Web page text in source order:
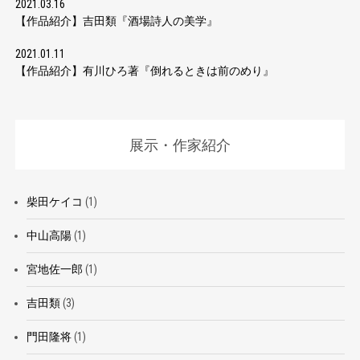
2021.03.16
【作品紹介】吉田類『酒場詩人の美学』
2021.01.11
【作品紹介】有川ひろ著『倒れるときは前のめり』
展示・作家紹介
柴田ケイコ (1)
中山高陽(1)
宮地佐一郎 (1)
吉田類(3)
門田隆将(1)